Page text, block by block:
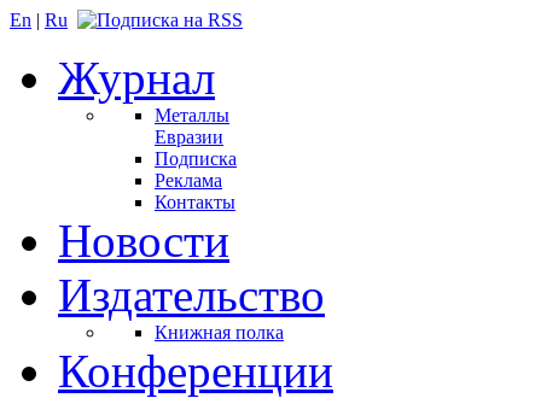
En | Ru
Журнал
Металлы
Евразии
Подписка
Реклама
Контакты
Новости
Издательство
Книжная полка
Конференции